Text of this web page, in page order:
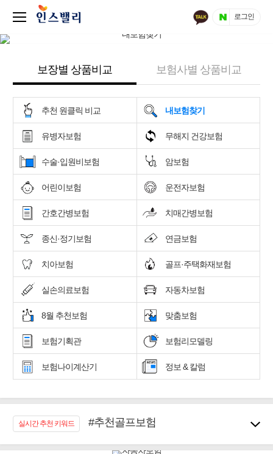
로그인
보장별 상품비교 보험사별 상품비교
추천 원클릭 비교 내보험찾기
유병자보험 무해지 건강보험
수술·입원비보험 암보험
어린이보험 운전자보험
간호간병보험 치매간병보험
종신·정기보험 연금보험
치아보험 골프·주택화재보험
실손의료보험 자동차보험
8월 추천보험 맞춤보험
보험기획관 보험리모델링
보험나이계산기 정보 & 칼럼
실시간 추천 키워드
#추천골프보험
#노후대비 연금재테크!